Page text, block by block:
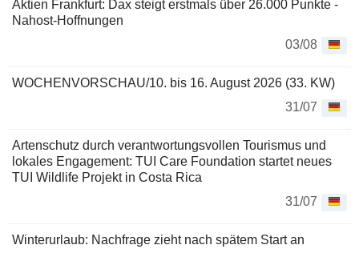
Aktien Frankfurt: Dax steigt erstmals über 26.000 Punkte -
Nahost-Hoffnungen
03/08
WOCHENVORSCHAU/10. bis 16. August 2026 (33. KW)
31/07
Artenschutz durch verantwortungsvollen Tourismus und
lokales Engagement: TUI Care Foundation startet neues
TUI Wildlife Projekt in Costa Rica
31/07
Winterurlaub: Nachfrage zieht nach spätem Start an